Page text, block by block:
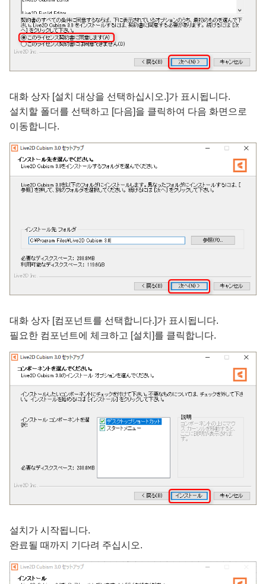
대화 상자 [설치 대상을 선택하십시오.]가 표시됩니다.
설치할 폴더를 선택하고 [다음]을 클릭하여 다음 화면으로
이동합니다.
대화 상자 [컴포넌트를 선택합니다.]가 표시됩니다.
필요한 컴포넌트에 체크하고 [설치]를 클릭합니다.
설치가 시작됩니다.
완료될 때까지 기다려 주십시오.